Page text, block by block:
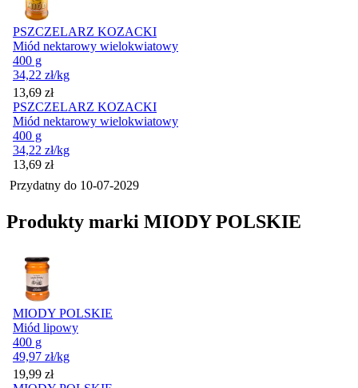
PSZCZELARZ KOZACKI
Miód nektarowy wielokwiatowy
400 g
34,22 zł/kg
Cena
13,69 zł
PSZCZELARZ KOZACKI
Miód nektarowy wielokwiatowy
400 g
34,22 zł/kg
Cena
13,69 zł
Przydatny do 10-07-2029
Produkty marki MIODY POLSKIE
MIODY POLSKIE
Miód lipowy
400 g
49,97 zł/kg
Cena
19,99 zł